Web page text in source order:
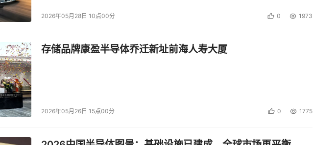
就不在此，或者表面上不在此，做代理的为了走货拿返点、入行不久的为了积累项目资
竞争：有了这口饭，吃了再想下口，能活就行。
上述光景，而能涉足大项目的，分包的利益有一定保证，存储集成与服务的价值目前已
高端存储产品本身利润就有相当的空间，压力并不十分严重。
项目来说，要分两层来看，一是客户自身的资金风险，一是大环境下的项目风险，某业
特性，例如电信行业，首先是客户付款周期长，长的能到五六年，国内一大批SI倒下与
，远的例如ISDN，近的如小灵通，前者不见收益，后者国家态度不明朗，看上去是大块
2026年05月28日 10点00分 0 1973
存储品牌康盈半导体乔迁新址前海人寿大厦
2026年05月26日 15点00分 0 1775